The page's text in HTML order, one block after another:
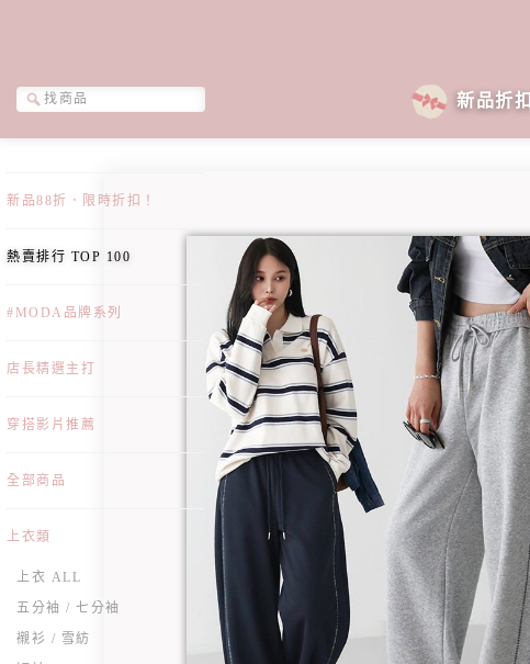
新品折扣
新品88折．限時折扣！
熱賣排行 TOP 100
#MODA品牌系列
店長精選主打
穿搭影片推薦
全部商品
上衣類
上衣 ALL
五分袖 / 七分袖
襯衫 / 雪紡